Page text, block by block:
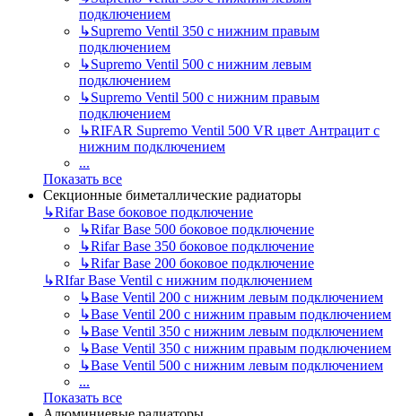
подключением
↳Supremo Ventil 350 с нижним правым
подключением
↳Supremo Ventil 500 с нижним левым
подключением
↳Supremo Ventil 500 с нижним правым
подключением
↳RIFAR Supremo Ventil 500 VR цвет Антрацит с
нижним подключением
...
Показать все
Секционные биметаллические радиаторы
↳Rifar Base боковое подключение
↳Rifar Base 500 боковое подключение
↳Rifar Base 350 боковое подключение
↳Rifar Base 200 боковое подключение
↳RIfar Base Ventil с нижним подключением
↳Base Ventil 200 с нижним левым подключением
↳Base Ventil 200 с нижним правым подключением
↳Base Ventil 350 с нижним левым подключением
↳Base Ventil 350 с нижним правым подключением
↳Base Ventil 500 с нижним левым подключением
...
Показать все